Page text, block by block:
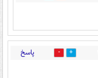
4 پاسخ